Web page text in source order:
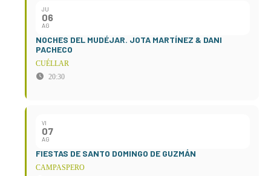
JU
06
AG
NOCHES DEL MUDÉJAR. JOTA MARTÍNEZ & DANI
PACHECO
CUÉLLAR
20:30
VI
07
AG
FIESTAS DE SANTO DOMINGO DE GUZMÁN
CAMPASPERO